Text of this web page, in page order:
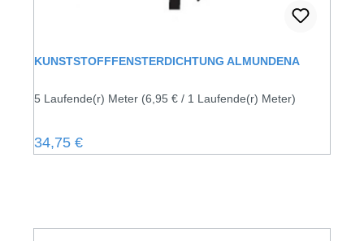
KUNSTSTOFFFENSTERDICHTUNG ALMUNDENA
5 Laufende(r) Meter (6,95 € / 1 Laufende(r) Meter)
Regulärer Preis:
34,75 €